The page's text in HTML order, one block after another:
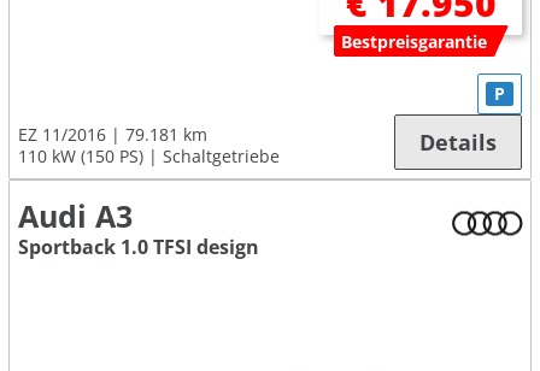
Bestpreisgarantie
EZ 11/2016
79.181 km
110 kW (150 PS)
Schaltgetriebe
P
Details
Audi A3
Sportback 1.0 TFSI design